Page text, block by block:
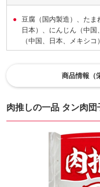
豆腐（国内製造）、たま
日本）、にんじん（中
（中国、日本、メキシコ）
商品情報（
肉推しの一品 タン肉団